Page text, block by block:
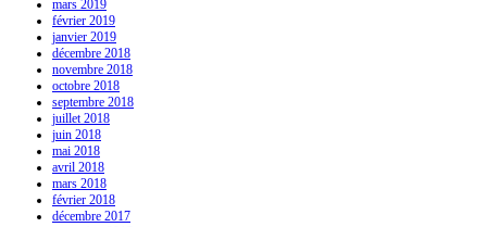
mars 2019
février 2019
janvier 2019
décembre 2018
novembre 2018
octobre 2018
septembre 2018
juillet 2018
juin 2018
mai 2018
avril 2018
mars 2018
février 2018
décembre 2017